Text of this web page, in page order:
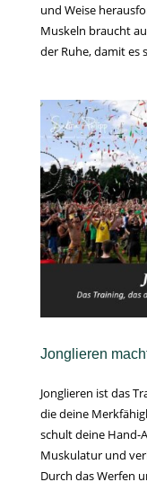
und Weise
Muskeln braucht
der Ruhe, damit es
Jonglieren
Jonglieren ist das
die deine
schult deine Hand-
Muskulatur und
Durch das Werfen